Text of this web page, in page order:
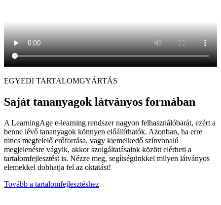
EGYEDI TARTALOMGYÁRTÁS
Saját tananyagok látványos formában
A LearningAge e-learning rendszer nagyon felhasználóbarát, ezért a
benne lévő tananyagok könnyen előállíthatók. Azonban, ha erre
nincs megfelelő erőforrása, vagy kiemelkedő színvonalú
megjelenésre vágyik, akkor szolgáltatásaink között elérheti a
tartalomfejlesztést is. Nézze meg, segítségünkkel milyen látványos
elemekkel dobhatja fel az oktatást!
Tovább a tartalomfejlesztéshez